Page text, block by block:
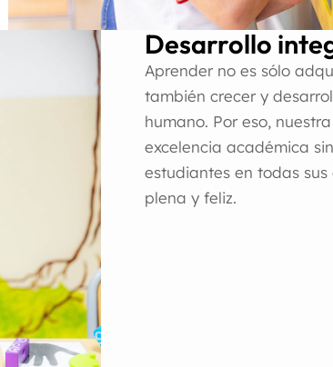
Desarrollo
Aprender no es sólo
también crecer y
humano. Por eso,
excelencia académica
estudiantes en todas
plena y feliz.